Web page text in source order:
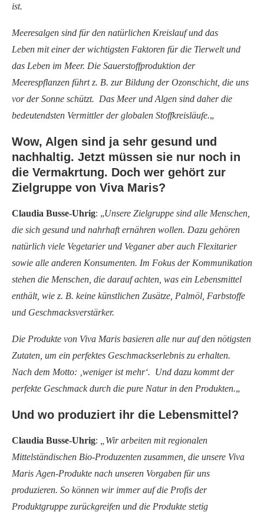
ist.
Meeresalgen sind für den natürlichen Kreislauf und das
Leben mit einer der wichtigsten Faktoren für die Tierwelt und
das Leben im Meer. Die Sauerstoffproduktion der
Meerespflanzen führt z. B. zur Bildung der Ozonschicht, die uns
vor der Sonne schützt. Das Meer und Algen sind daher die
bedeutendsten Vermittler der globalen Stoffkreisläufe.„
Wow, Algen sind ja sehr gesund und
nachhaltig. Jetzt müssen sie nur noch in
die Vermakrtung. Doch wer gehört zur
Zielgruppe von Viva Maris?
Claudia Busse-Uhrig: „Unsere Zielgruppe sind alle Menschen,
die sich gesund und nahrhaft ernähren wollen. Dazu gehören
natürlich viele Vegetarier und Veganer aber auch Flexitarier
sowie alle anderen Konsumenten. Im Fokus der Kommunikation
stehen die Menschen, die darauf achten, was ein Lebensmittel
enthält, wie z. B. keine künstlichen Zusätze, Palmöl, Farbstoffe
und Geschmacksverstärker.
Die Produkte von Viva Maris basieren alle nur auf den nötigsten
Zutaten, um ein perfektes Geschmackserlebnis zu erhalten.
Nach dem Motto: ‚weniger ist mehr‘. Und dazu kommt der
perfekte Geschmack durch die pure Natur in den Produkten.„
Und wo produziert ihr die Lebensmittel?
Claudia Busse-Uhrig:
„Wir arbeiten mit regionalen
Mittelständischen Bio-Produzenten zusammen, die unsere Viva
Maris Agen-Produkte nach unseren Vorgaben für uns
produzieren. So können wir immer auf die Profis der
Produktgruppe zurückgreifen und die Produkte stetig